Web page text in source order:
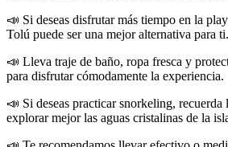
📣 Si deseas disfrutar más tiempo en la
Tolú puede ser una mejor alternativa para ti.
📣 Lleva traje de baño, ropa fresca y
para disfrutar cómodamente la experiencia.
📣 Si deseas practicar snorkeling,
explorar mejor las aguas cristalinas de la